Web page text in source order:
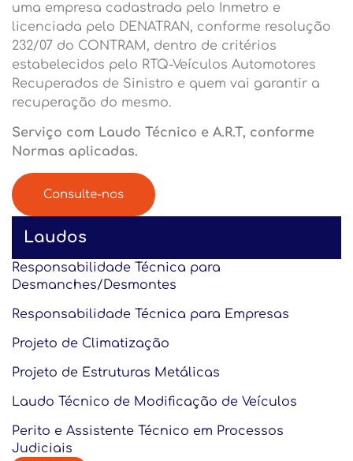
Laudos
Responsabilidade Técnica para
Desmanches/Desmontes
Responsabilidade Técnica para Empresas
Projeto de Climatização
Projeto de Estruturas Metálicas
Laudo Técnico de Modificação de Veículos
Perito e Assistente Técnico em Processos
Judiciais
uma empresa cadastrada pelo Inmetro e
licenciada pelo DENATRAN, conforme resolução
232/07 do CONTRAM, dentro de critérios
estabelecidos pelo RTQ-Veículos Automotores
Recuperados de Sinistro e quem vai garantir a
recuperação do mesmo.
Serviço com Laudo Técnico e A.R.T, conforme
Normas aplicadas.
Consulte-nos